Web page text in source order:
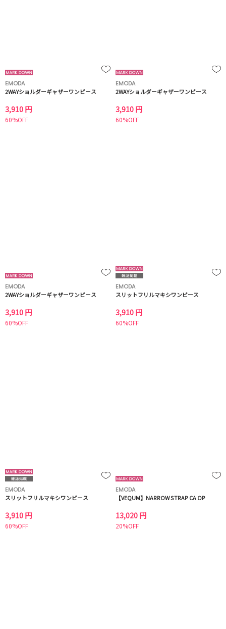
EMODA
2WAYショルダーギャザーワンピース
3,910 円
60%OFF
EMODA
2WAYショルダーギャザーワンピース
3,910 円
60%OFF
EMODA
2WAYショルダーギャザーワンピース
3,910 円
60%OFF
EMODA
スリットフリルマキシワンピース
3,910 円
60%OFF
EMODA
スリットフリルマキシワンピース
3,910 円
60%OFF
EMODA
【VEQUM】NARROW STRAP CA OP
13,020 円
20%OFF